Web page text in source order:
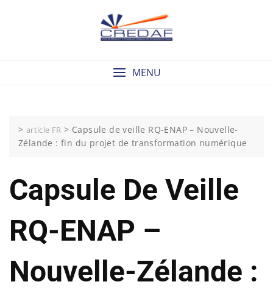
MENU
> article FR > Capsule de veille RQ-ENAP – Nouvelle-
Zélande : fin du projet de transformation numérique
Capsule De Veille
RQ-ENAP –
Nouvelle-Zélande :